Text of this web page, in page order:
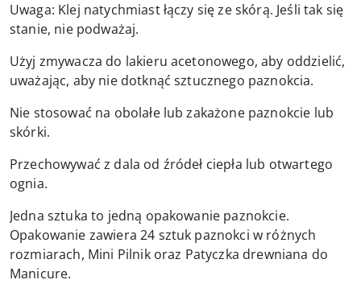
Uwaga: Klej natychmiast łączy się ze skórą. Jeśli tak się
stanie, nie podważaj.
Użyj zmywacza do lakieru acetonowego, aby oddzielić,
uważając, aby nie dotknąć sztucznego paznokcia.
Nie stosować na obolałe lub zakażone paznokcie lub
skórki.
Przechowywać z dala od źródeł ciepła lub otwartego
ognia.
Jedna sztuka to jedną opakowanie paznokcie.
Opakowanie zawiera 24 sztuk paznokci w różnych
rozmiarach, Mini Pilnik oraz Patyczka drewniana do
Manicure.